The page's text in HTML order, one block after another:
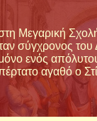
Μεγαρική
σύγχρονος
ενός
αγαθό ο